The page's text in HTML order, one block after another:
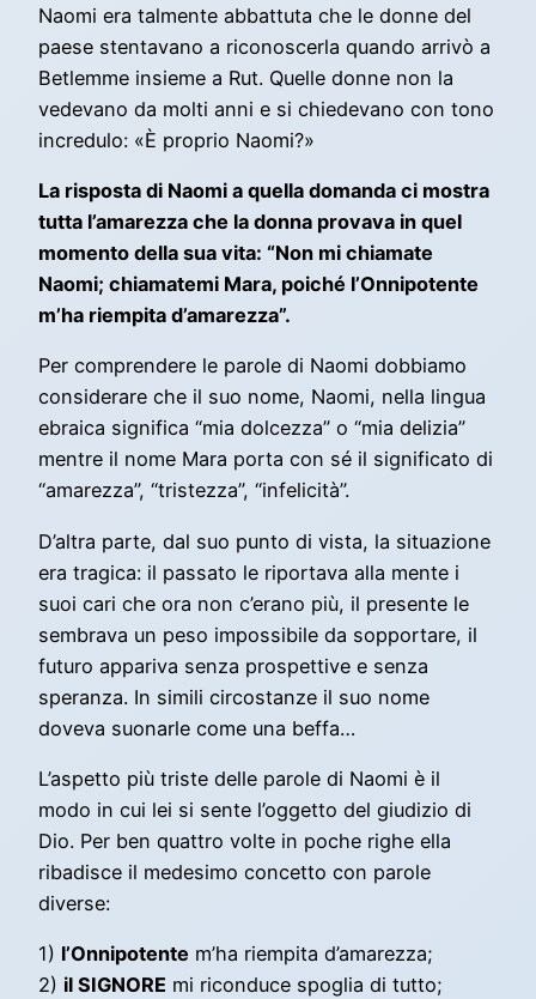
Naomi era talmente abbattuta che le donne del
paese stentavano a riconoscerla quando arrivò a
Betlemme insieme a Rut. Quelle donne non la
vedevano da molti anni e si chiedevano con tono
incredulo: «È proprio Naomi?»
La risposta di Naomi a quella domanda ci mostra
tutta l’amarezza che la donna provava in quel
momento della sua vita: “Non mi chiamate
Naomi; chiamatemi Mara, poiché l’Onnipotente
m’ha riempita d’amarezza”.
Per comprendere le parole di Naomi dobbiamo
considerare che il suo nome, Naomi, nella lingua
ebraica significa “mia dolcezza” o “mia delizia”
mentre il nome Mara porta con sé il significato di
“amarezza”, “tristezza”, “infelicità”.
D’altra parte, dal suo punto di vista, la situazione
era tragica: il passato le riportava alla mente i
suoi cari che ora non c’erano più, il presente le
sembrava un peso impossibile da sopportare, il
futuro appariva senza prospettive e senza
speranza. In simili circostanze il suo nome
doveva suonarle come una beffa…
L’aspetto più triste delle parole di Naomi è il
modo in cui lei si sente l’oggetto del giudizio di
Dio. Per ben quattro volte in poche righe ella
ribadisce il medesimo concetto con parole
diverse:
1) l’Onnipotente m’ha riempita d’amarezza;
2) il SIGNORE mi riconduce spoglia di tutto;